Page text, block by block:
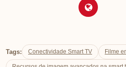
Tags: Conectividade Smart TV Filme